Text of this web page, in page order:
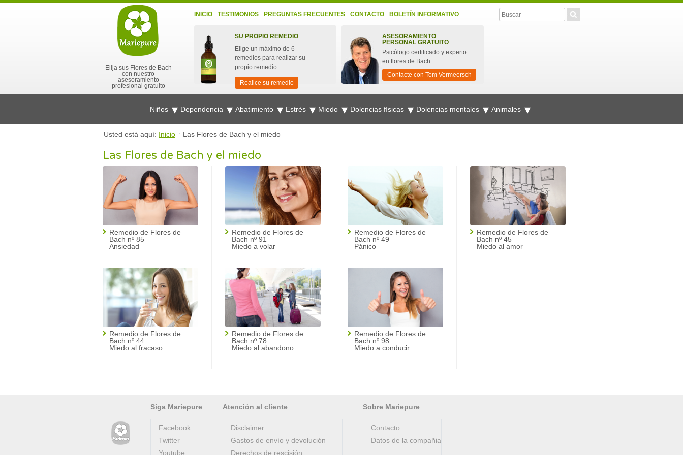
Elija sus Flores de Bach
con nuestro
asesoramiento
profesional gratuito
INICIO TESTIMONIOS PREGUNTAS FRECUENTES CONTACTO BOLETÍN INFORMATIVO
SU PROPIO REMEDIO
Elige un máximo de 6
remedios para realizar su
propio remedio
Realice su remedio
ASESORAMIENTO
PERSONAL GRATUITO
Psicólogo certificado y experto
en flores de Bach.
Contacte con Tom Vermeersch
Niños Dependencia Abatimiento Estrés Miedo Dolencias físicas Dolencias mentales Animales
Usted está aquí: Inicio Las Flores de Bach y el miedo
Las Flores de Bach y el miedo
Remedio de Flores de
Bach nº 85
Ansiedad
Remedio de Flores de
Bach nº 91
Miedo a volar
Remedio de Flores de
Bach nº 49
Pánico
Remedio de Flores de
Bach nº 45
Miedo al amor
Remedio de Flores de
Bach nº 44
Miedo al fracaso
Remedio de Flores de
Bach nº 78
Miedo al abandono
Remedio de Flores de
Bach nº 98
Miedo a conducir
Siga Mariepure
Facebook
Twitter
Youtube
Atención al cliente
Disclaimer
Gastos de envío y devolución
Derechos de rescisión
Sobre Mariepure
Contacto
Datos de la compañia